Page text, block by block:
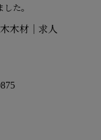
た。
木材｜求人